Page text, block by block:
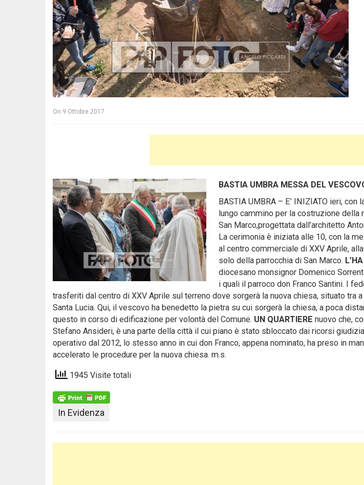
On 9 Ottobre 2017
BASTIA UMBRA MESSA DEL
BASTIA UMBRA – E’ INIZIATO ieri,
lungo cammino per la costruzione della
San Marco,progettata dall’architetto
La cerimonia è iniziata alle 10, con la
al centro commerciale di XXV Aprile,
solo della parrocchia di San Marco. L’HA
diocesano monsignor Domenico
i quali il parroco don Franco Santini. I
trasferiti dal centro di XXV Aprile sul terreno dove sorgerà la nuova chiesa, situato tra
Santa Lucia. Qui, il vescovo ha benedetto la pietra su cui sorgerà la chiesa, a poca
questo in corso di edificazione per volontà del Comune. UN QUARTIERE nuovo che,
Stefano Ansideri, è una parte della città il cui piano è stato sbloccato dai ricorsi
operativo dal 2012, lo stesso anno in cui don Franco, appena nominato, ha preso in
accelerato le procedure per la nuova chiesa. m.s.
1945 Visite totali
In Evidenza